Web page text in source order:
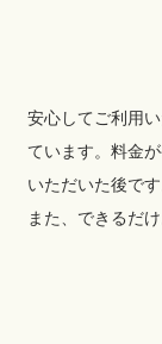
安心してご利用
ています。料金
いただいた後です
また、できるだ